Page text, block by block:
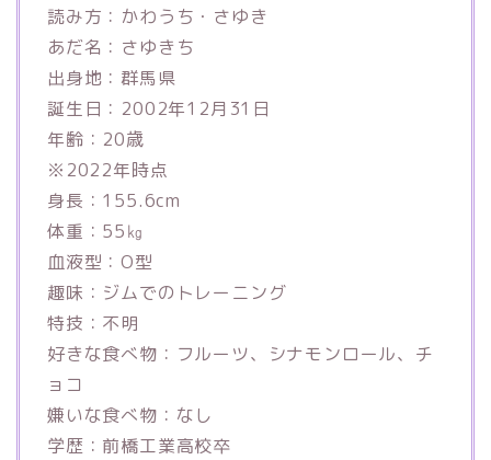
読み方：かわうち・さゆき
あだ名：さゆきち
出身地：群馬県
誕生日：2002年12月31日
年齢：20歳
※2022年時点
身長：155.6cm
体重：55㎏
血液型：O型
趣味：ジムでのトレーニング
特技：不明
好きな食べ物：フルーツ、シナモンロール、チ
ョコ
嫌いな食べ物：なし
学歴：前橋工業高校卒